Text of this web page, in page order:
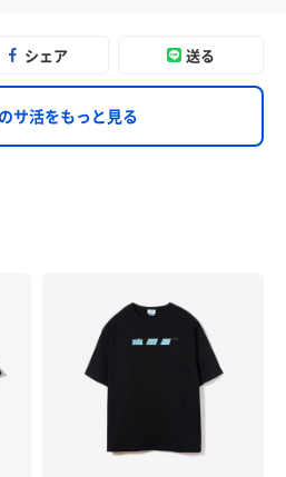
シェア 送る
サ活をもっと見る